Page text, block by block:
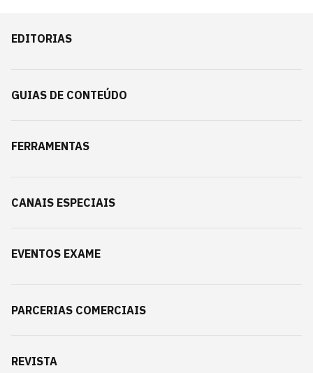
EDITORIAS
GUIAS DE CONTEÚDO
FERRAMENTAS
CANAIS ESPECIAIS
EVENTOS EXAME
PARCERIAS COMERCIAIS
REVISTA